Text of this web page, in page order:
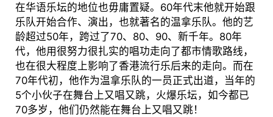
在华语乐坛的地位也毋庸置疑。60年代末他就开始跟
乐队开始合作、演出，也就著名的温拿乐队。他的艺
龄超过50年，跨过了70、80、90、新千年。80年
代，他用很努力很扎实的唱功走向了都市情歌路线，
也在很大程度上影响了香港流行乐后来的走向。而在
70年代初，他作为温拿乐队的一员正式出道，当年的
5个小伙子在舞台上又唱又跳，火爆乐坛，如今都已
70多岁，他们仍然能在舞台上又唱又跳！